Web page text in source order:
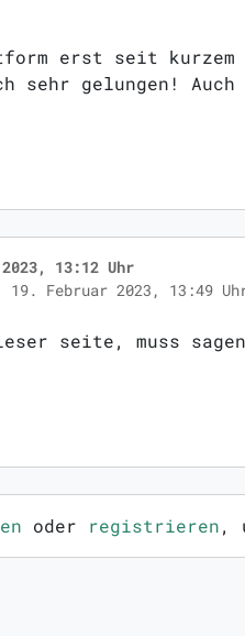
erst seit kurzem
gelungen! Auch
13:12 Uhr
19. Februar 2023, 13:49
seite, muss
oder registrieren,